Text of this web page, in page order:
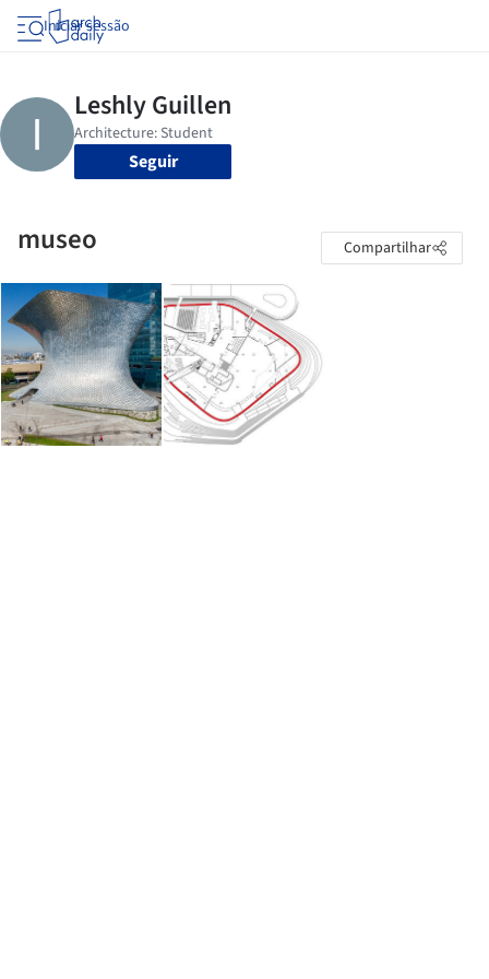
Iniciar sessão
Seguir
museo Compartilhar